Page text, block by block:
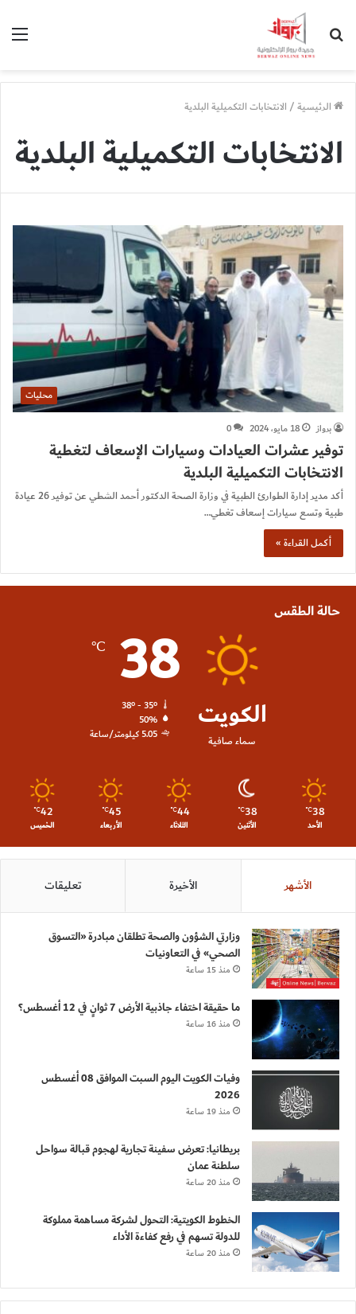
الرئيسية/الانتخابات التكميلية البلدية
الانتخابات التكميلية البلدية
محليات
برواز
18 مايو، 2024 0
توفير عشرات العيادات وسيارات الإسعاف لتغطية
الانتخابات التكميلية البلدية
أكد مدير إدارة الطوارئ الطبية في وزارة الصحة الدكتور أحمد الشطي عن توفير 26 عيادة
طبية وتسع سيارات إسعاف تغطي…
أكمل القراءة »
حالة الطقس
الكويت
سماء صافية
38
℃
38º - 35º
50%
5.05 كيلومتر/ساعة
38
℃
الأحد
38
℃
الأثنين
44
℃
الثلاثاء
45
℃
الأربعاء
42
℃
الخميس
الأشهر الأخيرة تعليقات
وزارتي الشؤون والصحة تطلقان مبادرة «التسوق
الصحي» في التعاونيات
منذ 15 ساعة
ما حقيقة اختفاء جاذبية الأرض 7 ثوانٍ في 12 أغسطس؟
منذ 16 ساعة
وفيات الكويت اليوم السبت الموافق 08 أغسطس
2026
منذ 19 ساعة
بريطانيا: تعرض سفينة تجارية لهجوم قبالة سواحل
سلطنة عمان
منذ 20 ساعة
الخطوط الكويتية: التحول لشركة مساهمة مملوكة
للدولة تسهم في رفع كفاءة الأداء
منذ 20 ساعة